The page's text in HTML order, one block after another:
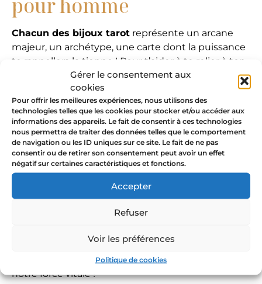
Gérer le consentement aux
cookies
Pour offrir les meilleures expériences, nous utilisons des
technologies telles que les cookies pour stocker et/ou accéder aux
informations des appareils. Le fait de consentir à ces technologies
nous permettra de traiter des données telles que le comportement
de navigation ou les ID uniques sur ce site. Le fait de ne pas
consentir ou de retirer son consentement peut avoir un effet
négatif sur certaines caractéristiques et fonctions.
Accepter
Refuser
Voir les préférences
Politique de cookies
pour homme
Chacun des bijoux tarot représente un arcane
majeur, un archétype, une carte dont la puissance
te rappellera la tienne ! Pour t’aider à te relier à ton
collier tarot et le transformer en talisman, celui ci
livré avec sa fiche illustrée
La fiche tarot rédigée avec poésie, soin et amour
par Ludivine te propose rituels, mantras et bien
d’autres surprises pour te connecter et
t’approprier ton bijou talisman.
Le Diable représente nos passions, tous les désirs
qui naissent au creux de notre ventre, comme un
d’ombre et de lumière, et de l’acceptation de cette
peurs, nous faisons tomber les masques et nous
laissons libre court à nos passions, nourries par
notre force vitale !